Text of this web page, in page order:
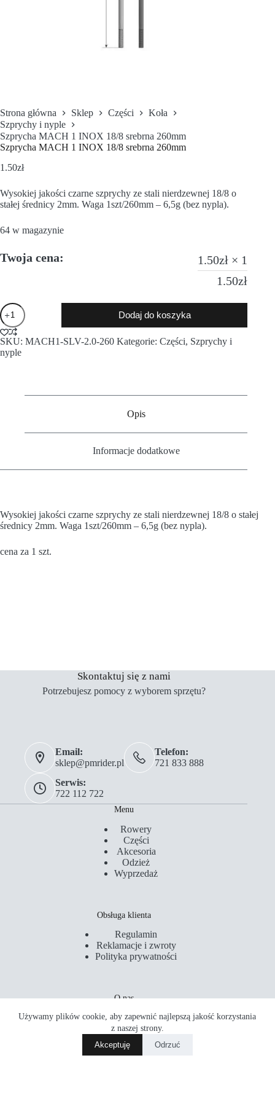
Używamy plików cookie, aby zapewnić najlepszą jakość korzystania
z naszej strony.
Akceptuję
Odrzuć
Strona główna Sklep Części
Koła
Szprychy i nyple
Szprycha MACH 1 INOX 18/8 srebrna 260mm
Szprycha MACH 1 INOX 18/8 srebrna 260mm
1.50zł
Wysokiej jakości czarne szprychy ze stali nierdzewnej 18/8 o
stałej średnicy 2mm. Waga 1szt/260mm – 6,5g (bez nypla).
64 w magazynie
Twoja cena: 1.50zł × 1
1.50zł
Dodaj do koszyka
SKU: MACH1-SLV-2.0-260 Kategorie: Części, Szprychy i
nyple
Opis
Informacje dodatkowe
Wysokiej jakości czarne szprychy ze stali nierdzewnej 18/8 o stałej
średnicy 2mm. Waga 1szt/260mm – 6,5g (bez nypla).
cena za 1 szt.
Skontaktuj się z nami
Potrzebujesz pomocy z wyborem sprzętu?
Email:
sklep@pmrider.pl
Telefon:
721 833 888
Serwis:
722 112 722
Menu
Rowery
Części
Akcesoria
Odzież
Wyprzedaż
Obsługa klienta
Regulamin
Reklamacje i zwroty
Polityka prywatności
O nas
Kontakt
Serwis
Sklepy
Akademia Rowerowa